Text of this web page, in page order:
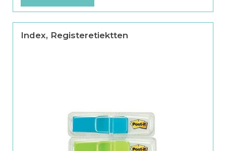
Index, Registeretiektten